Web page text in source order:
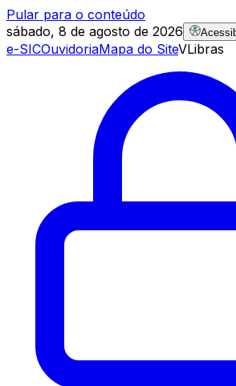
Pular para o conteúdo
sábado, 8 de agosto de 2026
e-SICOuvidoriaMapa do SiteVLibras